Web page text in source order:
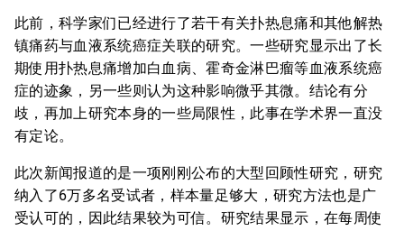
此前，科学家们已经进行了若干有关扑热息痛和其他解热
镇痛药与血液系统癌症关联的研究。一些研究显示出了长
期使用扑热息痛增加白血病、霍奇金淋巴瘤等血液系统癌
症的迹象，另一些则认为这种影响微乎其微。结论有分
歧，再加上研究本身的一些局限性，此事在学术界一直没
有定论。
此次新闻报道的是一项刚刚公布的大型回顾性研究，研究
纳入了6万多名受试者，样本量足够大，研究方法也是广
受认可的，因此结果较为可信。研究结果显示，在每周使